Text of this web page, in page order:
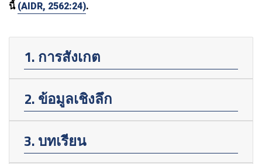
นี้ (AIDR, 2562:24).
1. การสังเกต
2. ข้อมูลเชิงลึก
3. บทเรียน